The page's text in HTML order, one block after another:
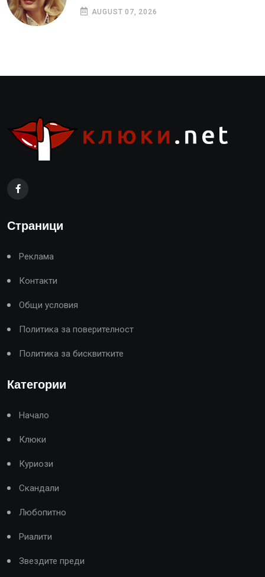
AUGUST 07, 2026
Страници
Реклама
Контакти
Общи условия
Политика за поверителност
Политика за бисквитките
Категории
Начало
Клюки
Куриози
Скандали
Любопитно
Риалити
Звездите преди